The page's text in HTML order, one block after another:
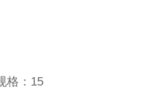
格：15